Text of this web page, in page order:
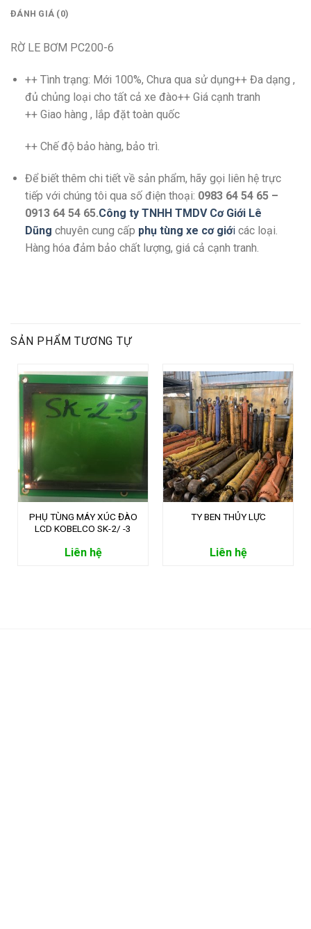
ĐÁNH GIÁ (0)
RỜ LE BƠM PC200-6
++ Tình trạng: Mới 100%, Chưa qua sử dụng++ Đa dạng ,
đủ chủng loại cho tất cả xe đào++ Giá cạnh tranh
++ Giao hàng , lắp đặt toàn quốc
++ Chế độ bảo hàng, bảo trì.
Để biết thêm chi tiết về sản phẩm, hãy gọi liên hệ trực
tiếp với chúng tôi qua số điện thoại: 0983 64 54 65 –
0913 64 54 65.Công ty TNHH TMDV Cơ Giới Lê
Dũng chuyên cung cấp phụ tùng xe cơ giớicác loại.
Hàng hóa đảm bảo chất lượng, giá cả cạnh tranh.
SẢN PHẨM TƯƠNG TỰ
PHỤ TÙNG MÁY XÚC ĐÀO
LCD KOBELCO SK-2/ -3
Liên hệ
TY BEN THỦY LỰC
Liên hệ